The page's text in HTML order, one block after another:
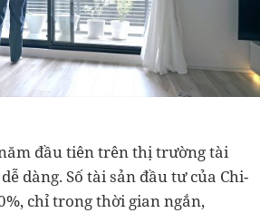
đầu tiên trên thị trường tài
dàng. Số tài sản đầu tư của Chi-
chỉ trong thời gian ngắn,